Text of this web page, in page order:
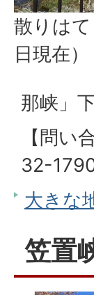
散りは
日現在）
那峡」
【問
32-1790
大きな
笠置